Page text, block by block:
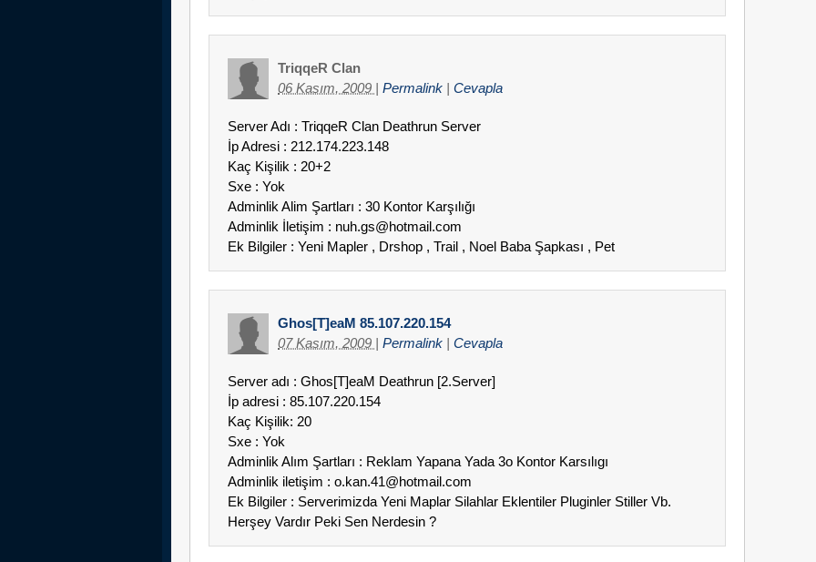
TriqqeR Clan
06 Kasım, 2009 | Permalink | Cevapla
Server Adı : TriqqeR Clan Deathrun Server
İp Adresi : 212.174.223.148
Kaç Kişilik : 20+2
Sxe : Yok
Adminlik Alim Şartları : 30 Kontor Karşılığı
Adminlik İletişim : nuh.gs@hotmail.com
Ek Bilgiler : Yeni Mapler , Drshop , Trail , Noel Baba Şapkası , Pet
Ghos[T]eaM 85.107.220.154
07 Kasım, 2009 | Permalink | Cevapla
Server adı : Ghos[T]eaM Deathrun [2.Server]
İp adresi : 85.107.220.154
Kaç Kişilik: 20
Sxe : Yok
Adminlik Alım Şartları : Reklam Yapana Yada 3o Kontor Karsılıgı
Adminlik iletişim : o.kan.41@hotmail.com
Ek Bilgiler : Serverimizda Yeni Maplar Silahlar Eklentiler Pluginler Stiller Vb.
Herşey Vardır Peki Sen Nerdesin ?